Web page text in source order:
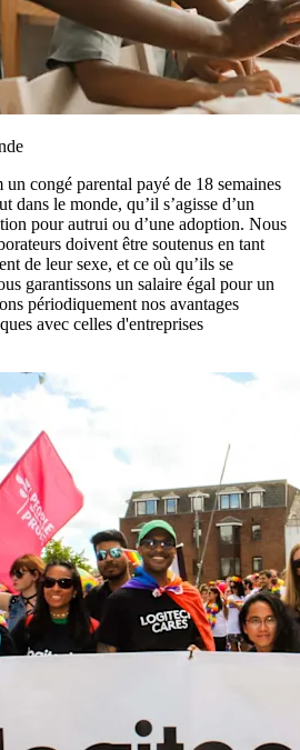
congé parental payé de 18 semaines
dans le monde, qu’il s’agisse d’un
pour autrui ou d’une adoption. Nous
doivent être soutenus en tant
de leur sexe, et ce où qu’ils se
garantissons un salaire égal pour un
périodiquement nos avantages
avec celles d'entreprises